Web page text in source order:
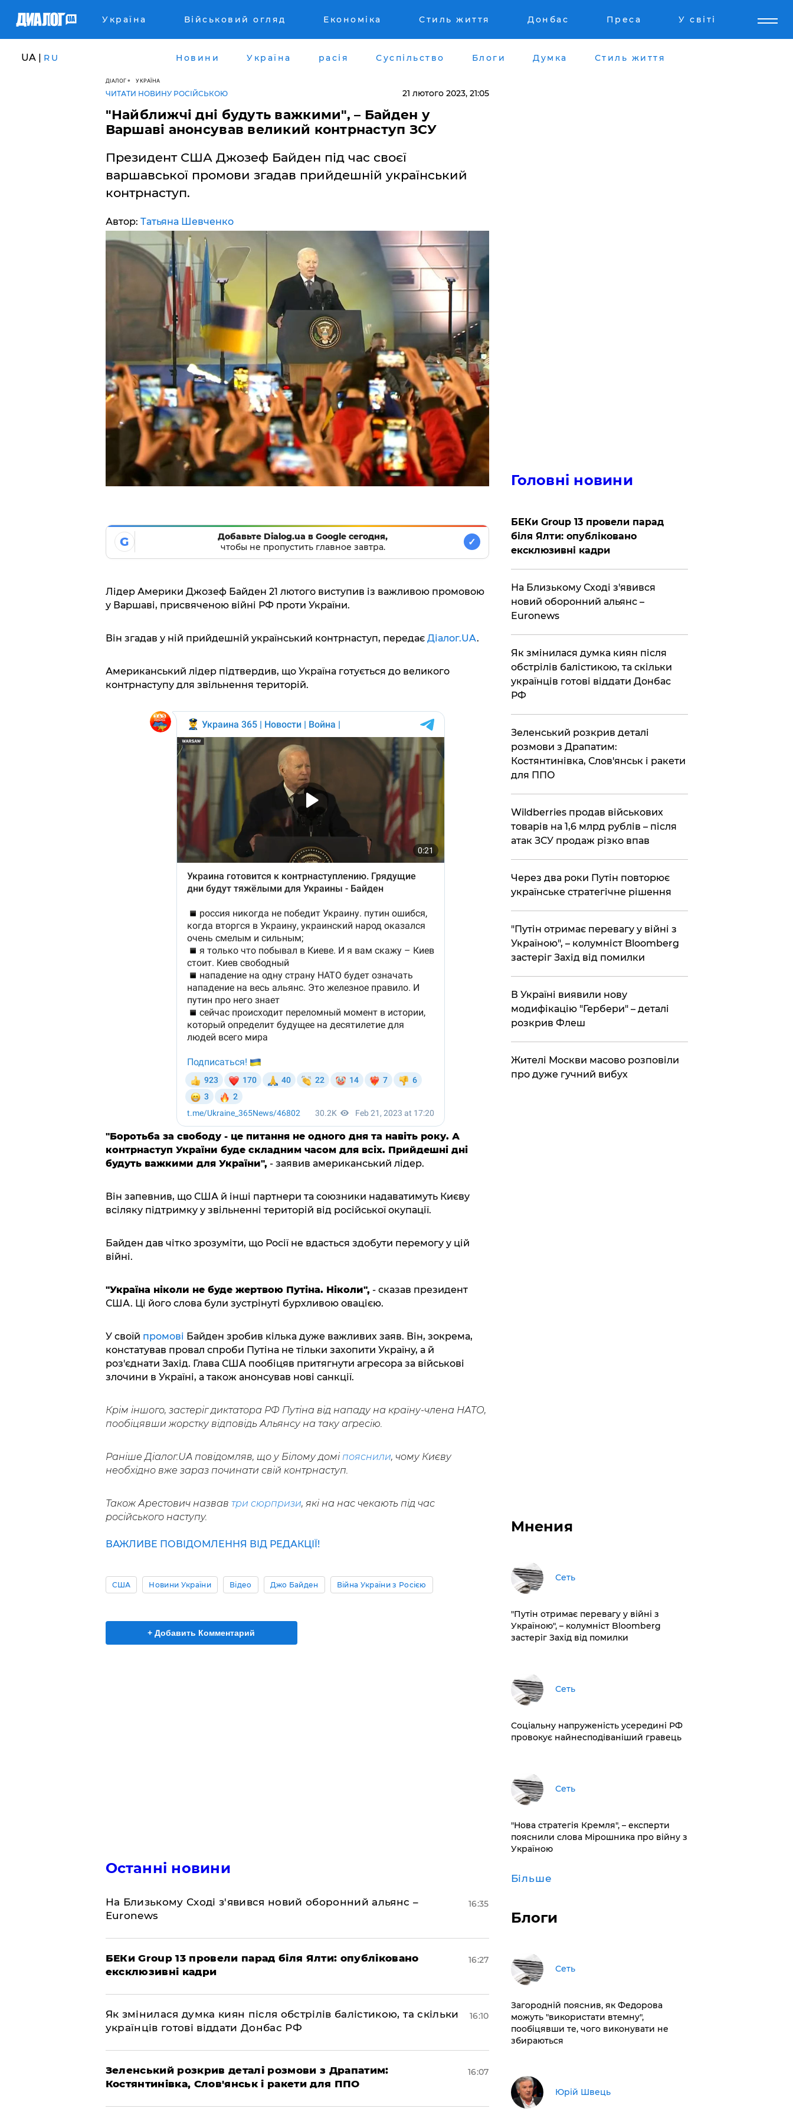
Україна Військовий огляд Економіка Стиль життя Донбас Преса У світі
UA | RU Новини Україна расія Суспільство Блоги Думка Стиль життя
ДІАЛОГ УКРАЇНА
ЧИТАТИ НОВИНУ РОСІЙСЬКОЮ 21 лютого 2023, 21:05
"Найближчі дні будуть важкими", – Байден у
Варшаві анонсував великий контрнаступ ЗСУ
Президент США Джозеф Байден під час своєї
варшавської промови згадав прийдешній український
контрнаступ.
Автор: Татьяна Шевченко
G
Добавьте Dialog.ua в Google сегодня,
чтобы не пропустить главное завтра.
✓
Лідер Америки Джозеф Байден 21 лютого виступив із важливою промовою
у Варшаві, присвяченою війні РФ проти України.
Він згадав у ній прийдешній український контрнаступ, передаєДіалог.UA.
Американський лідер підтвердив, що Україна готується до великого
контрнаступу для звільнення територій.
"Боротьба за свободу - це питання не одного дня та навіть року. А
контрнаступ України буде складним часом для всіх. Прийдешні дні
будуть важкими для України", - заявив американський лідер.
Він запевнив, що США й інші партнери та союзники надаватимуть Києву
всіляку підтримку у звільненні територій від російської окупації.
Байден дав чітко зрозуміти, що Росії не вдасться здобути перемогу у цій
війні.
"Україна ніколи не буде жертвою Путіна. Ніколи", - сказав президент
США. Ці його слова були зустрінуті бурхливою овацією.
У своїй промові Байден зробив кілька дуже важливих заяв. Він, зокрема,
констатував провал спроби Путіна не тільки захопити Україну, а й
роз'єднати Захід. Глава США пообіцяв притягнути агресора за військові
злочини в Україні, а також анонсував нові санкції.
Крім іншого, застеріг диктатора РФ Путіна від нападу на країну-члена НАТО,
пообіцявши жорстку відповідь Альянсу на таку агресію.
Раніше Діалог.UA повідомляв, що у Білому домі пояснили, чому Києву
необхідно вже зараз починати свій контрнаступ.
Також Арестович назвав три сюрпризи, які на нас чекають під час
російського наступу.
ВАЖЛИВЕ ПОВІДОМЛЕННЯ ВІД РЕДАКЦІЇ!
США Новини України Відео Джо Байден Війна України з Росією
+ Добавить Комментарий
Останні новини
На Близькому Сході з'явився новий оборонний альянс –
Euronews
16:35
БЕКи Group 13 провели парад біля Ялти: опубліковано
ексклюзивні кадри
16:27
Як змінилася думка киян після обстрілів балістикою, та скільки
українців готові віддати Донбас РФ
16:10
Зеленський розкрив деталі розмови з Драпатим:
Костянтинівка, Слов'янськ і ракети для ППО
16:07
Головні новини
БЕКи Group 13 провели парад
біля Ялти: опубліковано
ексклюзивні кадри
На Близькому Сході з'явився
новий оборонний альянс –
Euronews
Як змінилася думка киян після
обстрілів балістикою, та скільки
українців готові віддати Донбас
РФ
Зеленський розкрив деталі
розмови з Драпатим:
Костянтинівка, Слов'янськ і ракети
для ППО
Wildberries продав військових
товарів на 1,6 млрд рублів – після
атак ЗСУ продаж різко впав
Через два роки Путін повторює
українське стратегічне рішення
"Путін отримає перевагу у війні з
Україною", – колумніст Bloomberg
застеріг Захід від помилки
В Україні виявили нову
модифікацію "Гербери" – деталі
розкрив Флеш
Жителі Москви масово розповіли
про дуже гучний вибух
Мнения
Сеть
"Путін отримає перевагу у війні з
Україною", – колумніст Bloomberg
застеріг Захід від помилки
Сеть
Соціальну напруженість усередині РФ
провокує найнесподіваніший гравець
Сеть
"Нова стратегія Кремля", – експерти
пояснили слова Мірошника про війну з
Україною
Більше
Блоги
Сеть
Загородній пояснив, як Федорова
можуть "використати втемну",
пообіцявши те, чого виконувати не
збираються
Юрій Швець